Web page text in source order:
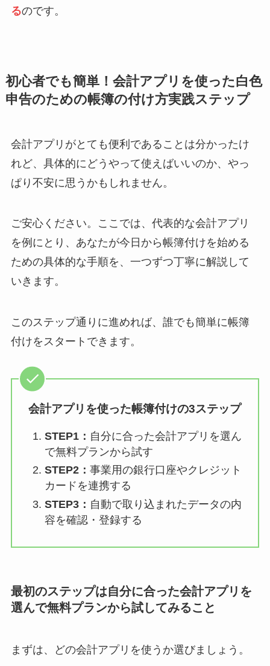
るのです。
初心者でも簡単！会計アプリを使った白色
申告のための帳簿の付け方実践ステップ
会計アプリがとても便利であることは分かったけ
れど、具体的にどうやって使えばいいのか、やっ
ぱり不安に思うかもしれません。
ご安心ください。ここでは、代表的な会計アプリ
を例にとり、あなたが今日から帳簿付けを始める
ための具体的な手順を、一つずつ丁寧に解説して
いきます。
このステップ通りに進めれば、誰でも簡単に帳簿
付けをスタートできます。
会計アプリを使った帳簿付けの3ステップ
STEP1： 自分に合った会計アプリを選ん
で無料プランから試す
STEP2： 事業用の銀行口座やクレジット
カードを連携する
STEP3： 自動で取り込まれたデータの内
容を確認・登録する
最初のステップは自分に合った会計アプリを
選んで無料プランから試してみること
まずは、どの会計アプリを使うか選びましょう。